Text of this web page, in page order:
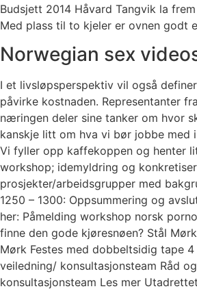
Budsjett 2014 Håvard Tangvik la
Med plass til to kjeler er ovnen godt
Norwegian sex
I et livsløpsperspektiv vil også
påvirke kostnaden. Representanter
næringen deler sine tanker om hvor
kanskje litt om hva vi bør jobbe med i
Vi fyller opp kaffekoppen og henter
workshop; idemyldring og
prosjekter/arbeidsgrupper med
1250 – 1300: Oppsummering og
her: Påmelding workshop norsk
finne den gode kjøresnøen? Stål
Mørk Festes med dobbeltsidig tape
veiledning/ konsultasjonsteam Råd
konsultasjonsteam Les mer